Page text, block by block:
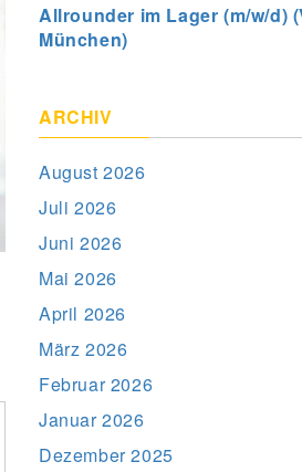
Allrounder im Lager (m/w/d)
München)
ARCHIV
August 2026
Juli 2026
Juni 2026
Mai 2026
April 2026
März 2026
Februar 2026
Januar 2026
Dezember 2025